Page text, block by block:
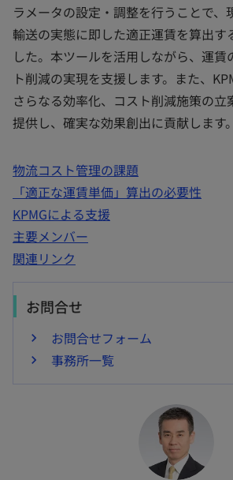
ラメータの設定・調整を行うことで、
輸送の実態に即した適正運賃を算出す
した。本ツールを活用しながら、運賃
ト削減の実現を支援します。また、
さらなる効率化、コスト削減施策の立
提供し、確実な効果創出に貢献します。
物流コスト管理の課題
「適正な運賃単価」算出の必要性
KPMGによる支援
主要メンバー
関連リンク
お問合せ
お問合せフォーム
事務所一覧